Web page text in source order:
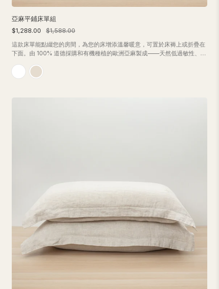
亞麻平鋪床單組
$1,288.00
$1,588.00
這款床單能點綴您的房間，為您的床增添溫馨暖意，可置於床褥上或折疊在
下面。由 100% 道德採購和有機種植的歐洲亞麻製成——天然低過敏性、高